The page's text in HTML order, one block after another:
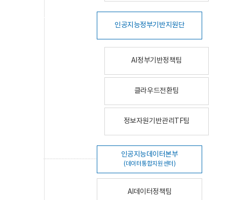
인공지능정부기반지원단
AI정부기반정책팀
클라우드전환팀
정보자원기반관리TF팀
인공지능데이터본부
(데이터통합지원센터)
AI데이터정책팀